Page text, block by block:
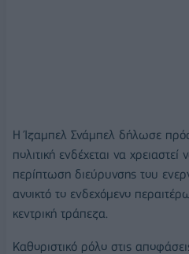
ΗΊζαμπελ Σνάμπελ δήλωσε
πολιτική ενδέχεται να χρειαστεί
περίπτωση διεύρυνσης του
ανοικτό το ενδεχόμενο
κεντρική τράπεζα.
Καθοριστικό ρόλο στις